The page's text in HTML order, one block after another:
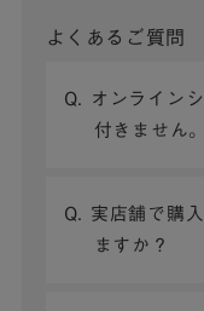
よくあるご質問
Q. オンライン
付きません。
Q. 実店舗で購
ますか？